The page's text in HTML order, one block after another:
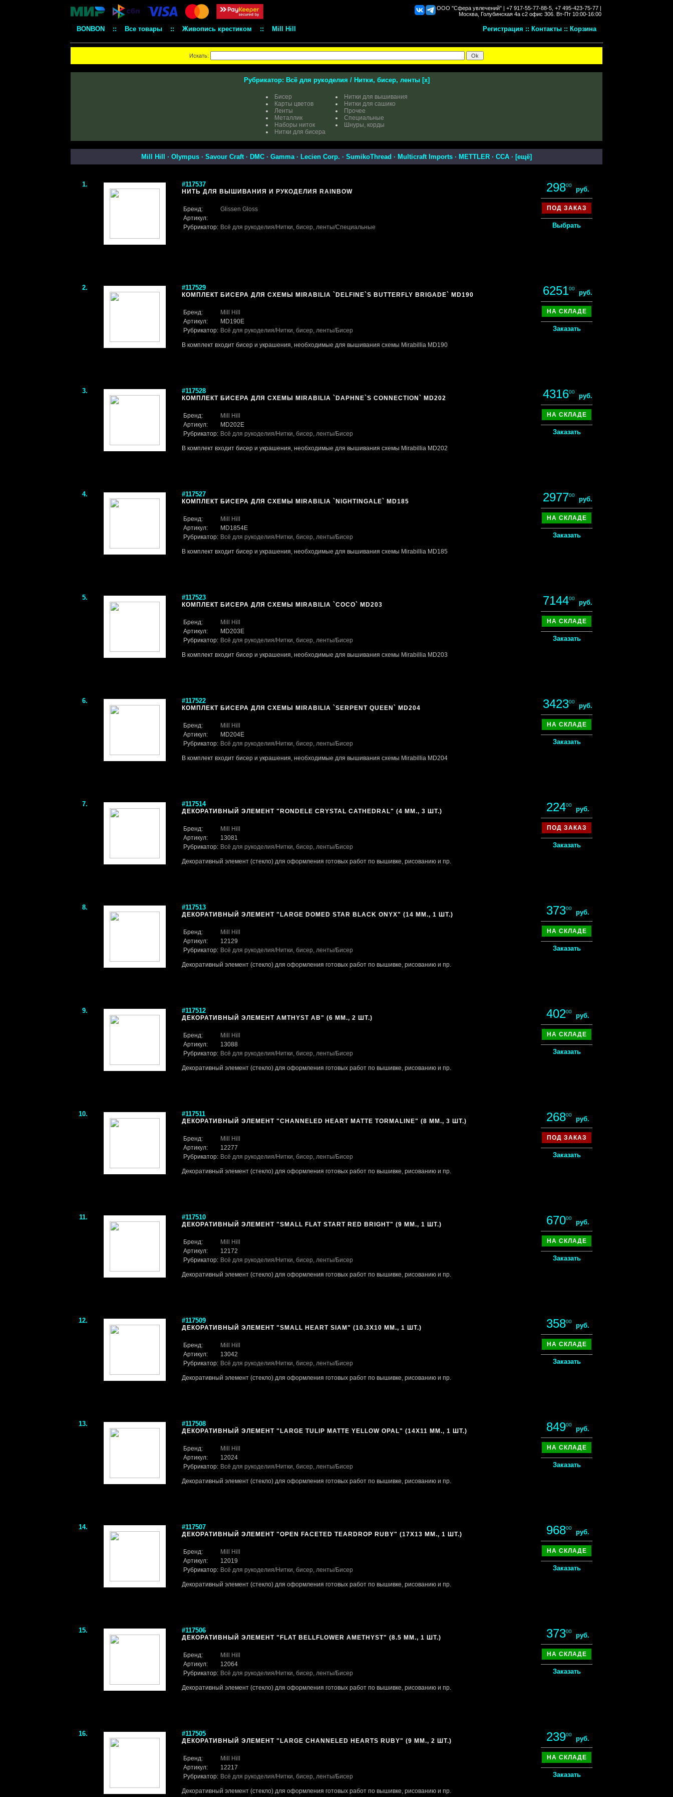
ООО "Сфера увлечений" | +7 917-55-77-88-5, +7 495-423-75-77 |
Москва, Голубинская 4а с2 офис 306. Вт-Пт 10:00-16:00
BONBON :: Все товары :: Живопись крестиком :: Mill Hill Регистрация :: Контакты :: Корзина
Искать:
Рубрикатор: Всё для рукоделия / Нитки, бисер, ленты[x]
Бисер
Карты цветов
Ленты
Металлик
Наборы ниток
Нитки для бисера
Нитки для вышивания
Нитки для сашико
Прочее
Специальные
Шнуры, корды
Mill Hill · Olympus · Savour Craft· DMC · Gamma· Lecien Corp. · SumikoThread · Multicraft Imports · METTLER · CCA · [ещё]
1. #117537
НИТЬ ДЛЯ ВЫШИВАНИЯ И РУКОДЕЛИЯ RAINBOW
Бренд:
Glissen Gloss
Артикул:
Рубрикатор: Всё для рукоделия/Нитки, бисер, ленты/Специальные
29800
руб.
ПОД ЗАКАЗ
Выбрать
2. #117529
КОМПЛЕКТ БИСЕРА ДЛЯ СХЕМЫ MIRABILIA `DELFINE`S BUTTERFLY BRIGADE` MD190
Бренд:
Mill Hill
Артикул:
MD190E
Рубрикатор: Всё для рукоделия/Нитки, бисер, ленты/Бисер
В комплект входит бисер и украшения, необходимые для вышивания схемы Mirabillia MD190
625100
руб.
НА СКЛАДЕ
Заказать
3. #117528
КОМПЛЕКТ БИСЕРА ДЛЯ СХЕМЫ MIRABILIA `DAPHNE`S CONNECTION` MD202
Бренд:
Mill Hill
Артикул:
MD202E
Рубрикатор: Всё для рукоделия/Нитки, бисер, ленты/Бисер
В комплект входит бисер и украшения, необходимые для вышивания схемы Mirabillia MD202
431600
руб.
НА СКЛАДЕ
Заказать
4. #117527
КОМПЛЕКТ БИСЕРА ДЛЯ СХЕМЫ MIRABILIA `NIGHTINGALE` MD185
Бренд:
Mill Hill
Артикул:
MD1854E
Рубрикатор: Всё для рукоделия/Нитки, бисер, ленты/Бисер
В комплект входит бисер и украшения, необходимые для вышивания схемы Mirabillia MD185
297700
руб.
НА СКЛАДЕ
Заказать
5. #117523
КОМПЛЕКТ БИСЕРА ДЛЯ СХЕМЫ MIRABILIA `COCO` MD203
Бренд:
Mill Hill
Артикул:
MD203E
Рубрикатор: Всё для рукоделия/Нитки, бисер, ленты/Бисер
В комплект входит бисер и украшения, необходимые для вышивания схемы Mirabillia MD203
714400
руб.
НА СКЛАДЕ
Заказать
6. #117522
КОМПЛЕКТ БИСЕРА ДЛЯ СХЕМЫ MIRABILIA `SERPENT QUEEN` MD204
Бренд:
Mill Hill
Артикул:
MD204E
Рубрикатор: Всё для рукоделия/Нитки, бисер, ленты/Бисер
В комплект входит бисер и украшения, необходимые для вышивания схемы Mirabillia MD204
342300
руб.
НА СКЛАДЕ
Заказать
7. #117514
ДЕКОРАТИВНЫЙ ЭЛЕМЕНТ "RONDELE CRYSTAL CATHEDRAL" (4 ММ., 3 ШТ.)
Бренд:
Mill Hill
Артикул:
13081
Рубрикатор: Всё для рукоделия/Нитки, бисер, ленты/Бисер
Декоративный элемент (стекло) для оформления готовых работ по вышивке, рисованию и пр.
22400
руб.
ПОД ЗАКАЗ
Заказать
8. #117513
ДЕКОРАТИВНЫЙ ЭЛЕМЕНТ "LARGE DOMED STAR BLACK ONYX" (14 ММ., 1 ШТ.)
Бренд:
Mill Hill
Артикул:
12129
Рубрикатор: Всё для рукоделия/Нитки, бисер, ленты/Бисер
Декоративный элемент (стекло) для оформления готовых работ по вышивке, рисованию и пр.
37300
руб.
НА СКЛАДЕ
Заказать
9. #117512
ДЕКОРАТИВНЫЙ ЭЛЕМЕНТ AMTHYST AB" (6 ММ., 2 ШТ.)
Бренд:
Mill Hill
Артикул:
13088
Рубрикатор: Всё для рукоделия/Нитки, бисер, ленты/Бисер
Декоративный элемент (стекло) для оформления готовых работ по вышивке, рисованию и пр.
40200
руб.
НА СКЛАДЕ
Заказать
10. #117511
ДЕКОРАТИВНЫЙ ЭЛЕМЕНТ "CHANNELED HEART MATTE TORMALINE" (8 ММ., 3 ШТ.)
Бренд:
Mill Hill
Артикул:
12277
Рубрикатор: Всё для рукоделия/Нитки, бисер, ленты/Бисер
Декоративный элемент (стекло) для оформления готовых работ по вышивке, рисованию и пр.
26800
руб.
ПОД ЗАКАЗ
Заказать
11. #117510
ДЕКОРАТИВНЫЙ ЭЛЕМЕНТ "SMALL FLAT START RED BRIGHT" (9 ММ., 1 ШТ.)
Бренд:
Mill Hill
Артикул:
12172
Рубрикатор: Всё для рукоделия/Нитки, бисер, ленты/Бисер
Декоративный элемент (стекло) для оформления готовых работ по вышивке, рисованию и пр.
67000
руб.
НА СКЛАДЕ
Заказать
12. #117509
ДЕКОРАТИВНЫЙ ЭЛЕМЕНТ "SMALL HEART SIAM" (10.3X10 ММ., 1 ШТ.)
Бренд:
Mill Hill
Артикул:
13042
Рубрикатор: Всё для рукоделия/Нитки, бисер, ленты/Бисер
Декоративный элемент (стекло) для оформления готовых работ по вышивке, рисованию и пр.
35800
руб.
НА СКЛАДЕ
Заказать
13. #117508
ДЕКОРАТИВНЫЙ ЭЛЕМЕНТ "LARGE TULIP MATTE YELLOW OPAL" (14X11 ММ., 1 ШТ.)
Бренд:
Mill Hill
Артикул:
12024
Рубрикатор: Всё для рукоделия/Нитки, бисер, ленты/Бисер
Декоративный элемент (стекло) для оформления готовых работ по вышивке, рисованию и пр.
84900
руб.
НА СКЛАДЕ
Заказать
14. #117507
ДЕКОРАТИВНЫЙ ЭЛЕМЕНТ "OPEN FACETED TEARDROP RUBY" (17X13 ММ., 1 ШТ.)
Бренд:
Mill Hill
Артикул:
12019
Рубрикатор: Всё для рукоделия/Нитки, бисер, ленты/Бисер
Декоративный элемент (стекло) для оформления готовых работ по вышивке, рисованию и пр.
96800
руб.
НА СКЛАДЕ
Заказать
15. #117506
ДЕКОРАТИВНЫЙ ЭЛЕМЕНТ "FLAT BELLFLOWER AMETHYST" (8.5 ММ., 1 ШТ.)
Бренд:
Mill Hill
Артикул:
12064
Рубрикатор: Всё для рукоделия/Нитки, бисер, ленты/Бисер
Декоративный элемент (стекло) для оформления готовых работ по вышивке, рисованию и пр.
37300
руб.
НА СКЛАДЕ
Заказать
16. #117505
ДЕКОРАТИВНЫЙ ЭЛЕМЕНТ "LARGE CHANNELED HEARTS RUBY" (9 ММ., 2 ШТ.)
Бренд:
Mill Hill
Артикул:
12217
Рубрикатор: Всё для рукоделия/Нитки, бисер, ленты/Бисер
Декоративный элемент (стекло) для оформления готовых работ по вышивке, рисованию и пр.
23900
руб.
НА СКЛАДЕ
Заказать